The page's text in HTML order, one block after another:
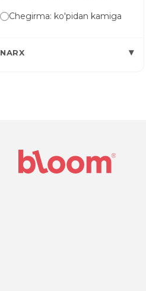
Chegirma: ko'pidan kamiga
NARX ▾